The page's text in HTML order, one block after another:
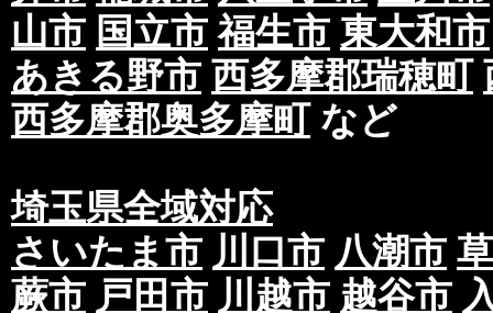
山市 国立市 福生市 東大和市
あきる野市 西多摩郡瑞穂町
西多摩郡奥多摩町など
埼玉県全域対応
さいたま市 川口市 八潮市
蕨市 戸田市 川越市 越谷市